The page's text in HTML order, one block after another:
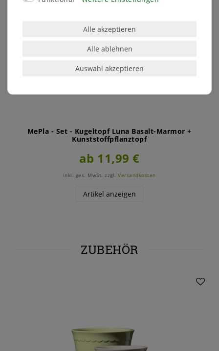
MePla - Set - Kugeltopf Luna Basalt-Marmor +
Kunststoffpflanztopf
ab 11,99 €
inkl. ges. MwSt. zzgl.Versandkosten
Artikel anzeigen
ZUBEHÖR
Alle akzeptieren
Alle ablehnen
Auswahl akzeptieren